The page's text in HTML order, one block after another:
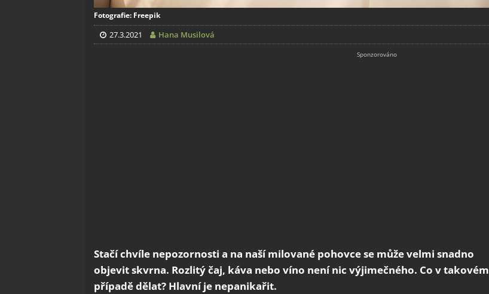
Fotografie: Freepik
27.3.2021 Hana Musilová
Stačí chvíle nepozornosti a na naší milované pohovce se může velmi snadno
objevit skvrna. Rozlitý čaj, káva nebo víno není nic výjimečného. Co v takovém
případě dělat? Hlavní je nepanikařit.